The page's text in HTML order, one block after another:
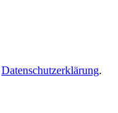
Datenschutzerklärung.